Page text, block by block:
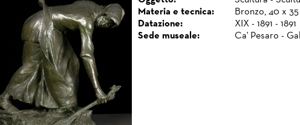
Materia e tecnica:
Bronzo, 40 x 35
Datazione:
XIX - 1891 - 1891
Sede museale:
Ca' Pesaro -